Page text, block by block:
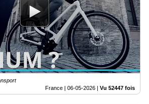
France | 06-05-2026 | Vu 52447 fois